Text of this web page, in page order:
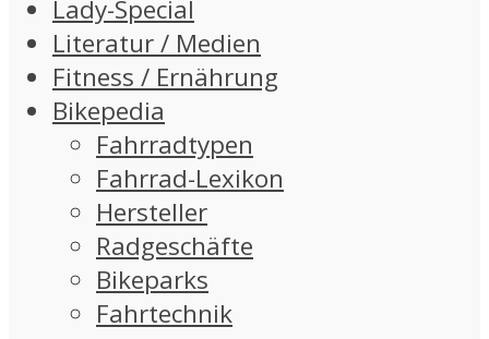
Lady-Special
Literatur / Medien
Fitness / Ernährung
Bikepedia
Fahrradtypen
Fahrrad-Lexikon
Hersteller
Radgeschäfte
Bikeparks
Fahrtechnik